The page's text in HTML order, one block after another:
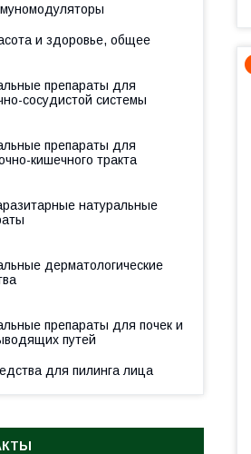
и здоровье, общее
препараты для
сосудистой системы
препараты для
кишечного тракта
натуральные
дерматологические
препараты для почек и
путей
для пилинга лица